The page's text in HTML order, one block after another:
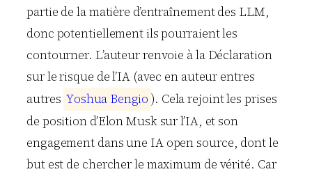
partie de la matière d’entraînement des LLM,
donc potentiellement ils pourraient les
contourner. L’auteur renvoie à la Déclaration
sur le risque de l’IA (avec en auteur entres
autres Yoshua Bengio ). Cela rejoint les prises
de position d’Elon Musk sur l’IA, et son
engagement dans une IA open source, dont le
but est de chercher le maximum de vérité. Car